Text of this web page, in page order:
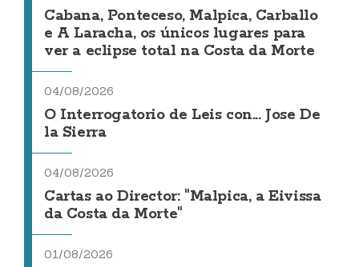
Cabana, Ponteceso, Malpica, Carballo
e A Laracha, os únicos lugares para
ver a eclipse total na Costa da Morte
04/08/2026
O Interrogatorio de Leis con... Jose De
la Sierra
04/08/2026
Cartas ao Director: "Malpica, a Eivissa
da Costa da Morte"
01/08/2026